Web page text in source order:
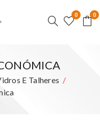
0 0
E Talheres